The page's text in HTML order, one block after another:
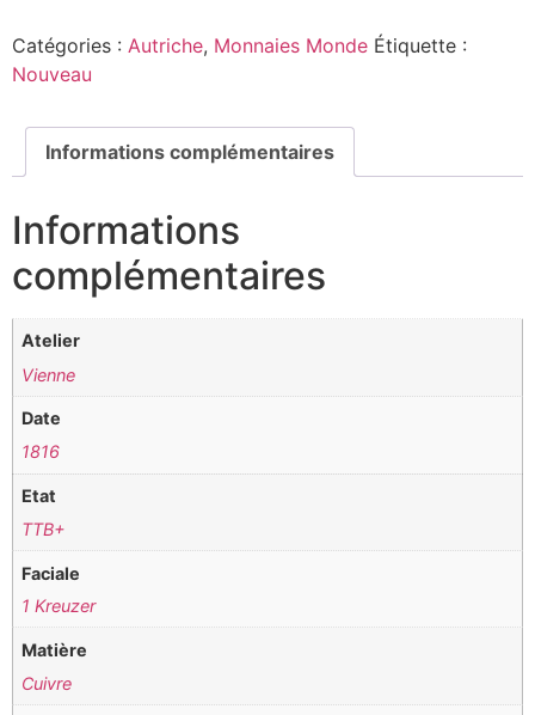
Catégories : Autriche, Monnaies Monde Étiquette :
Nouveau
Informations complémentaires
Informations
complémentaires
Atelier
Vienne
Date
1816
Etat
TTB+
Faciale
1 Kreuzer
Matière
Cuivre